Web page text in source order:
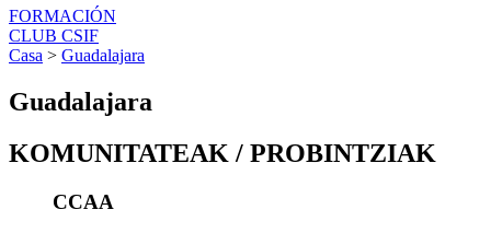
FORMACIÓN
CLUB CSIF
Casa > Guadalajara
Guadalajara
KOMUNITATEAK / PROBINTZIAK
CCAA